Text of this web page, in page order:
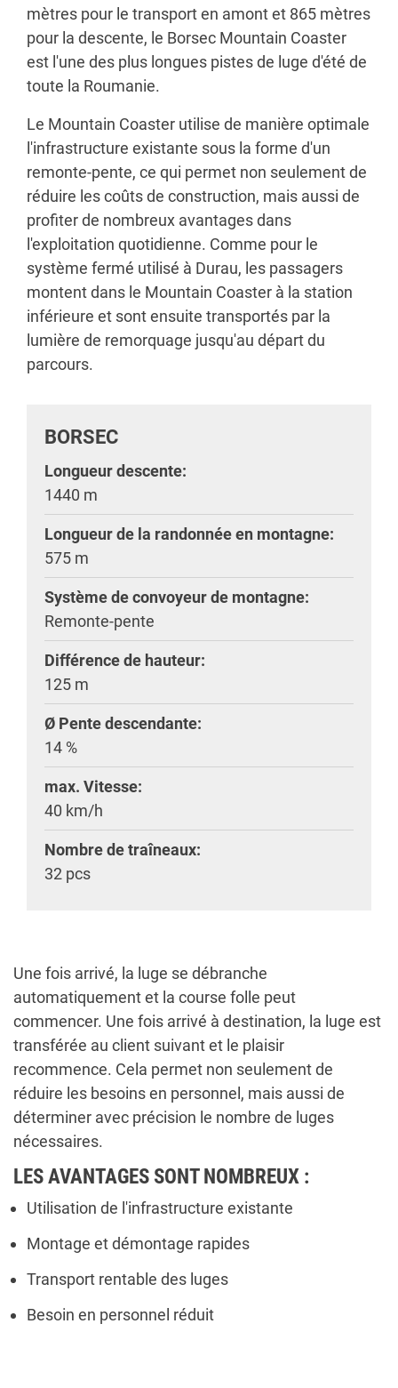
mètres pour le transport en amont et 865 mètres
pour la descente, le Borsec Mountain Coaster
est l'une des plus longues pistes de luge d'été de
toute la Roumanie.
Le Mountain Coaster utilise de manière optimale
l'infrastructure existante sous la forme d'un
remonte-pente, ce qui permet non seulement de
réduire les coûts de construction, mais aussi de
profiter de nombreux avantages dans
l'exploitation quotidienne. Comme pour le
système fermé utilisé à Durau, les passagers
montent dans le Mountain Coaster à la station
inférieure et sont ensuite transportés par la
lumière de remorquage jusqu'au départ du
parcours.
BORSEC
Longueur descente:
1440 m
Longueur de la randonnée en montagne:
575 m
Système de convoyeur de montagne:
Remonte-pente
Différence de hauteur:
125 m
Ø Pente descendante:
14 %
max. Vitesse:
40 km/h
Nombre de traîneaux:
32 pcs
Une fois arrivé, la luge se débranche
automatiquement et la course folle peut
commencer. Une fois arrivé à destination, la luge est
transférée au client suivant et le plaisir
recommence. Cela permet non seulement de
réduire les besoins en personnel, mais aussi de
déterminer avec précision le nombre de luges
nécessaires.
LES AVANTAGES SONT NOMBREUX :
Utilisation de l'infrastructure existante
Montage et démontage rapides
Transport rentable des luges
Besoin en personnel réduit